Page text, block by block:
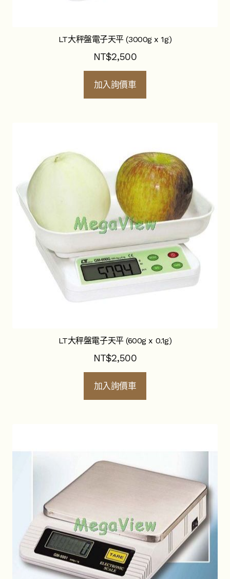
LT大秤盤電子天平 (3000g x 1g)
NT$2,500
加入詢價車
LT大秤盤電子天平 (600g x 0.1g)
NT$2,500
加入詢價車